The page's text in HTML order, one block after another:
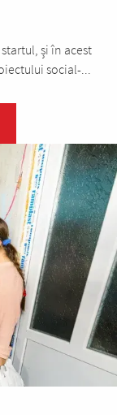
și în acest
social-...